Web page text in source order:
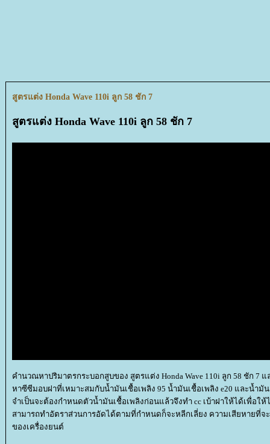
สูตรแต่ง Honda Wave 110i ลูก 58 ชัก 7
สูตรแต่ง Honda Wave 110i ลูก 58 ชัก 7
คำนวณหาปริมาตรกระบอกสูบของ สูตรแต่ง Honda Wave 110i ลูก 58 ชัก 7
หาซีซีมอบฝาที่เหมาะสมกับน้ำมันเชื้อเพลิง 95 น้ำมันเชื้อเพลิง e20 และน้ำมั
จำเป็นจะต้องกำหนดตัวน้ำมันเชื้อเพลิงก่อนแล้วจึงทำ cc เบ้าฝาให้ได้เพื่อให้
สามารถทำอัตราส่วนการอัดได้ตามที่กำหนดก็จะหลีกเลี่ยง ความเสียหายที่จ
ของเครื่องยนต์